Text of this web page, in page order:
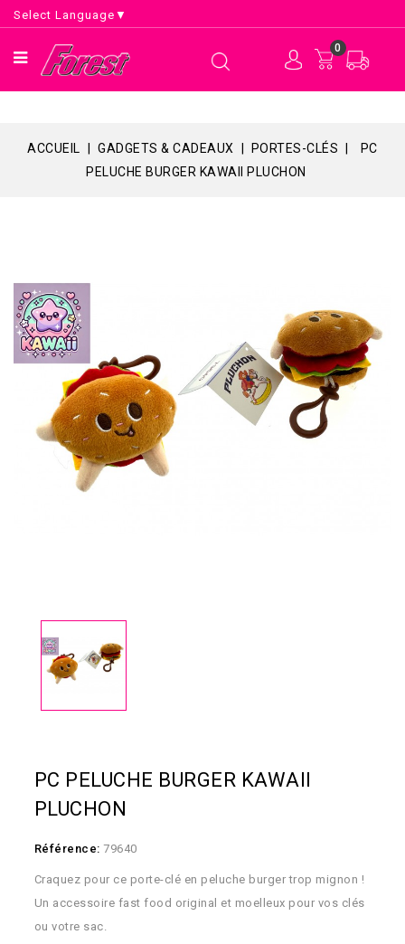
Select Language ▼
0
ACCUEIL GADGETS & CADEAUX PORTES-CLÉS
PC
PELUCHE BURGER KAWAII PLUCHON
PC PELUCHE BURGER KAWAII
PLUCHON
Référence: 79640
Craquez pour ce porte-clé en peluche burger trop mignon !
Un accessoire fast food original et moelleux pour vos clés
ou votre sac.